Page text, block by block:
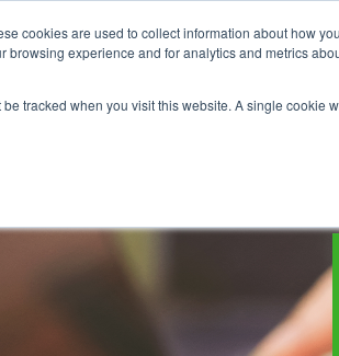
cookies are used to collect information about how
experience and for analytics and metrics
be tracked when you visit this website. A single